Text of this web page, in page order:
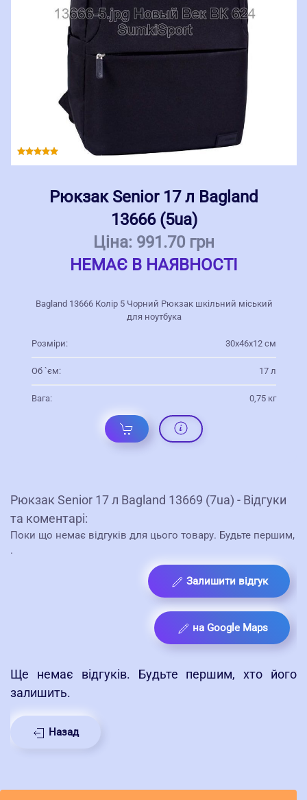
Рюкзак Senior 17 л Bagland
13666 (5ua)
Ціна: 991.70 грн
НЕМАЄ В НАЯВНОСТІ
Bagland 13666 Колір 5 Чорний Рюкзак шкільний міський
для ноутбука
Розміри: 30х46х12 см
Об `єм: 17 л
Вага: 0,75 кг
Рюкзак Senior 17 л Bagland 13669 (7ua) - Відгуки
та коментарі:
Поки що немає відгуків для цього товару. Будьте першим,
.
Залишити відгук
на Google Maps
Ще немає відгуків. Будьте першим, хто його
залишить.
Назад